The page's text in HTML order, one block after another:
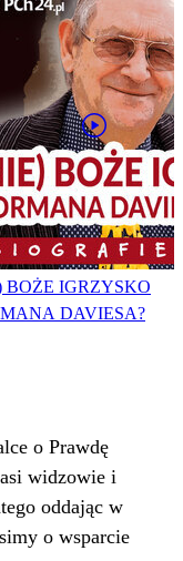
BOŻE IGRZYSKO
DAVIESA?
o Prawdę
widzowie i
oddając w
o wsparcie